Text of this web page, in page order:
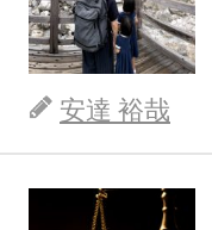
安達 裕哉